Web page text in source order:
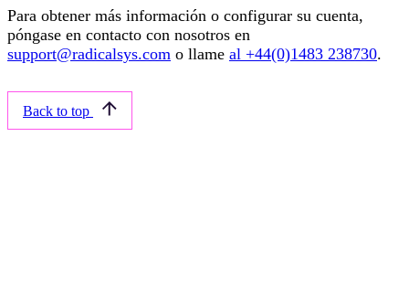
Para obtener más información o configurar su cuenta,
póngase en contacto con nosotros en
support@radicalsys.com o llame al +44(0)1483 238730.
Back to top